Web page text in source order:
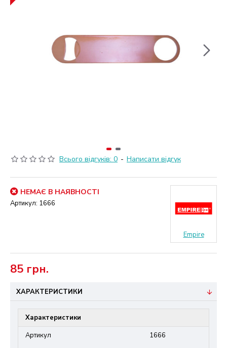
Всього відгуків: 0 - Написати відгук
85 грн.
НЕМАЄ В НАЯВНОСТІ
Артикул: 1666
Empire
ХАРАКТЕРИСТИКИ
Характеристики
Артикул
1666